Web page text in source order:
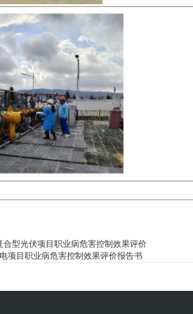
型光伏项目职业病危害控制效果评价
项目职业病危害控制效果评价报告书